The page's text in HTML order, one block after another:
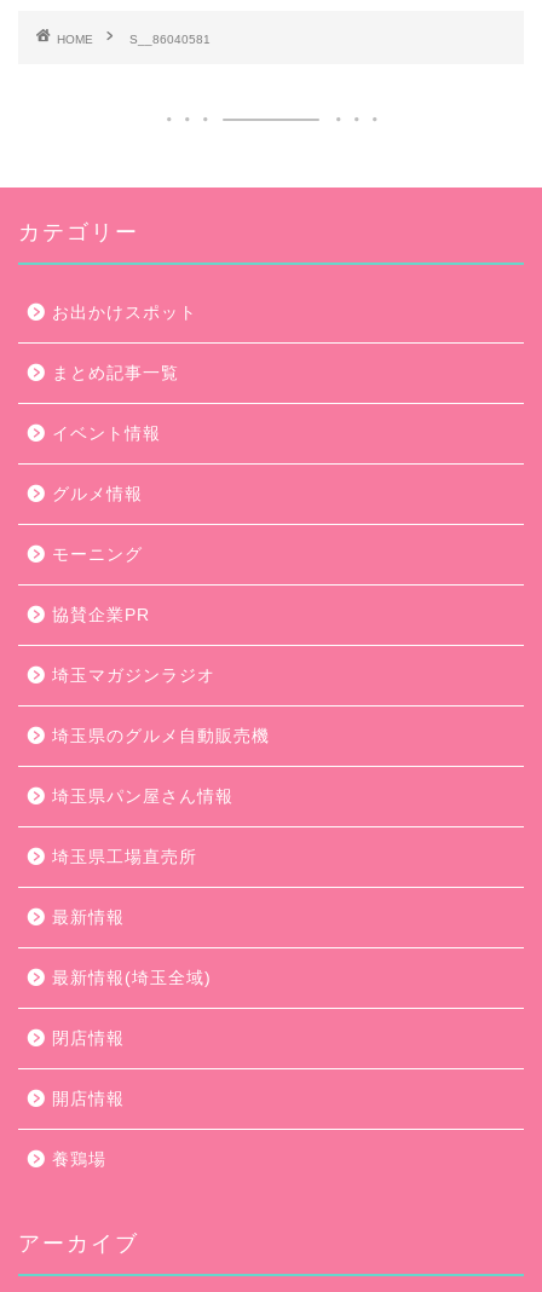
HOME S__86040581
カテゴリー
お出かけスポット
まとめ記事一覧
イベント情報
グルメ情報
モーニング
協賛企業PR
埼玉マガジンラジオ
埼玉県のグルメ自動販売機
埼玉県パン屋さん情報
埼玉県工場直売所
最新情報
最新情報(埼玉全域)
閉店情報
開店情報
養鶏場
アーカイブ